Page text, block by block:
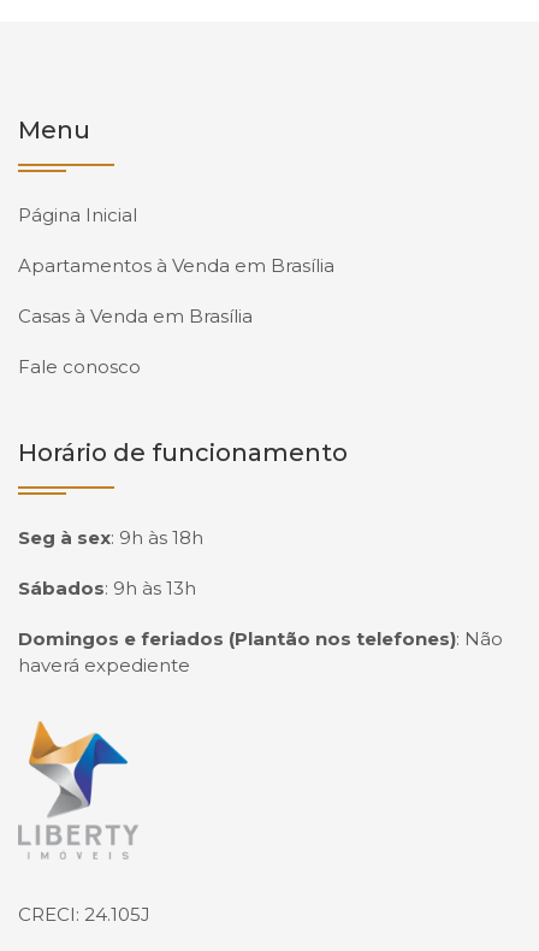
Menu
Página Inicial
Apartamentos à Venda em Brasília
Casas à Venda em Brasília
Fale conosco
Horário de funcionamento
Seg à sex: 9h às 18h
Sábados: 9h às 13h
Domingos e feriados (Plantão nos telefones): Não
haverá expediente
Página inicial
CRECI: 24.105J